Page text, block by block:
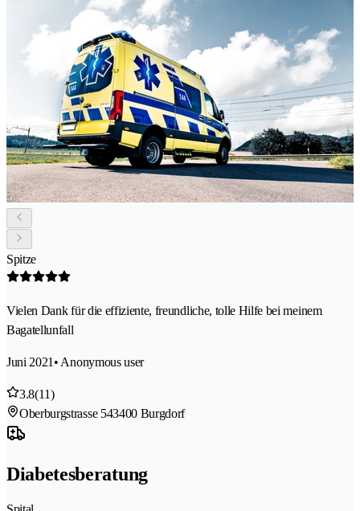
Spitze
Vielen Dank für die effiziente, freundliche, tolle Hilfe bei meinem
Bagatellunfall
Juni 2021 • Anonymous user
3.8(11)
Oberburgstrasse 543400 Burgdorf
Diabetesberatung